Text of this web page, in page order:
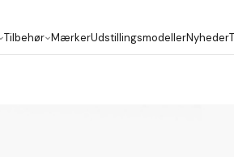
Tilbehør Mærker Udstillingsmodeller Nyheder